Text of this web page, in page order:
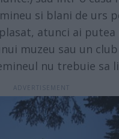
si blani de urs
atunci ai putea
muzeu sau un
nu trebuie sa